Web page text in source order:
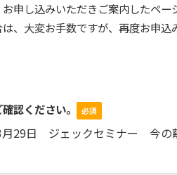
申し込みいただきご案内したペー
、大変お手数ですが、再度お申込
認ください。
月29日 ジェックセミナー 今の